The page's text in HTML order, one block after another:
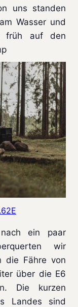
uns standen
Wasser und
früh auf den
ein paar
wir
die Fähre von
über die E6
Die kurzen
Landes sind